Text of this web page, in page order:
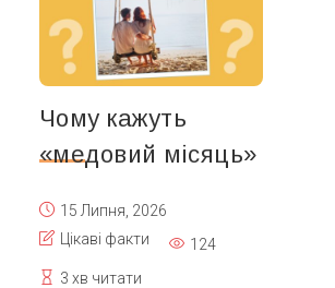
Чому кажуть
«медовий місяць»
15 Липня, 2026
Цікаві факти
124
3 хв читати